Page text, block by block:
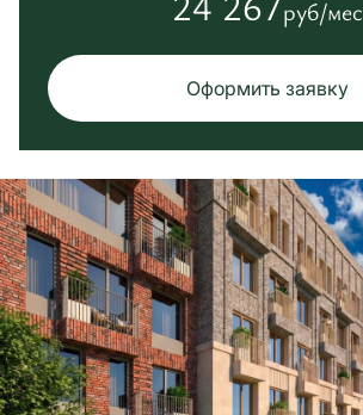
руб/мес
Оформить заявку